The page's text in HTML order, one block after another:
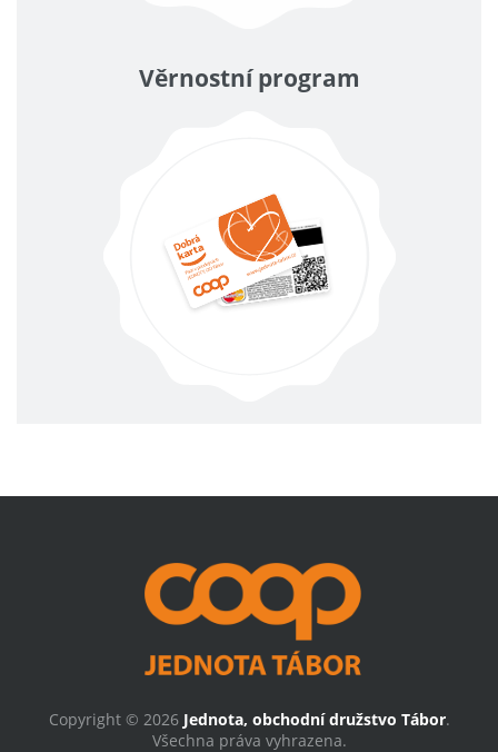
Věrnostní program
Copyright © 2026 Jednota, obchodní družstvo Tábor.
Všechna práva vyhrazena.